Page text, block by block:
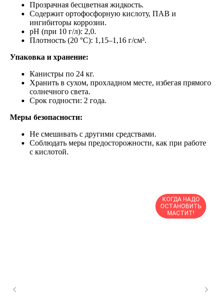
Прозрачная бесцветная жидкость.
Содержит ортофосфорную кислоту, ПАВ и
ингибиторы коррозии.
pH (при 10 г/л): 2,0.
Плотность (20 °C): 1,15–1,16 г/см³.
Упаковка и хранение:
Канистры по 24 кг.
Хранить в сухом, прохладном месте, избегая прямого
солнечного света.
Срок годности: 2 года.
Меры безопасности:
Не смешивать с другими средствами.
Соблюдать меры предосторожности, как при работе
с кислотой.
КОГДА НАДО
ОСТАНОВИТЬ
МАСТИТ!